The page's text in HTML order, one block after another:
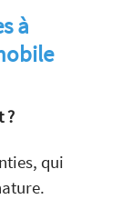
à
?
qui